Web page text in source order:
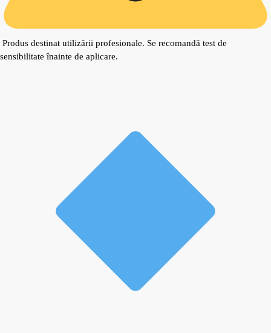
Produs destinat utilizării profesionale. Se recomandă test de
sensibilitate înainte de aplicare.